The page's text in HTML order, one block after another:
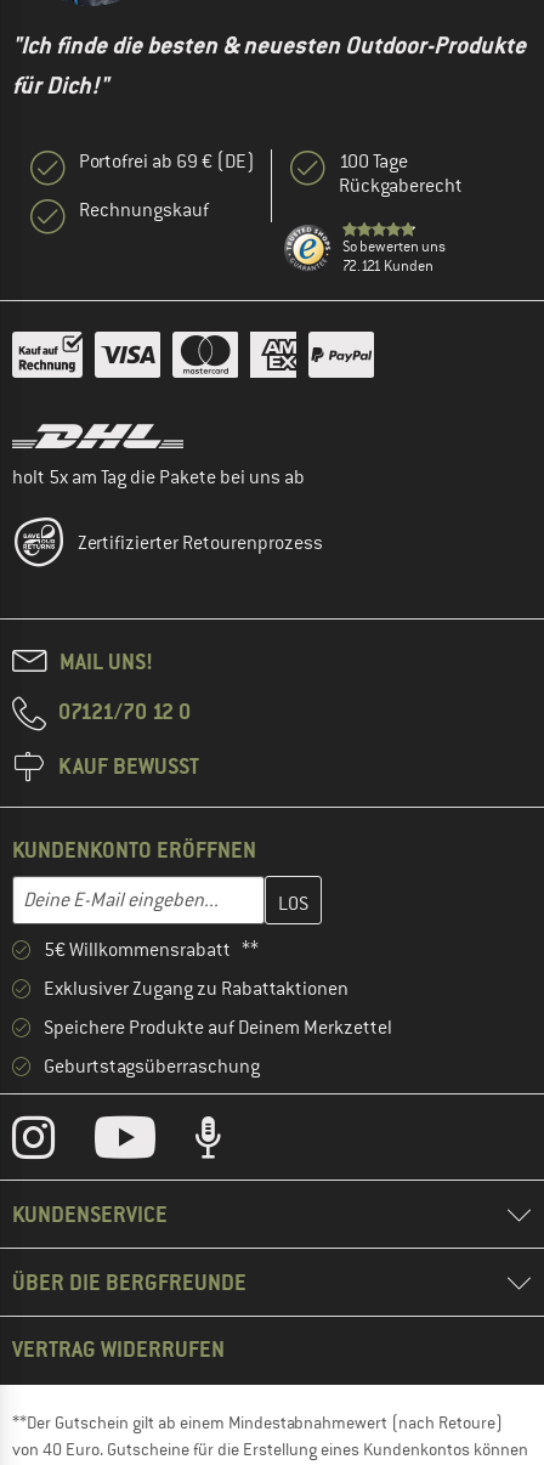
"Ich finde die besten & neuesten Outdoor-Produkte
für Dich!"
Portofrei ab 69 € (DE)
Rechnungskauf
100 Tage
Rückgaberecht
So bewerten uns
72.121 Kunden
holt 5x am Tag die Pakete bei uns ab
Zertifizierter Retourenprozess
MAIL UNS!
07121/70 12 0
KAUF BEWUSST
KUNDENKONTO ERÖFFNEN
E-Mail-Adresse
Gib hier deine E-Mail-Adresse ein und erstelle im nächsten
5€ Willkommensrabatt **
Exklusiver Zugang zu Rabattaktionen
Speichere Produkte auf Deinem Merkzettel
Geburtstagsüberraschung
KUNDENSERVICE
ÜBER DIE BERGFREUNDE
VERTRAG WIDERRUFEN
**Der Gutschein gilt ab einem Mindestabnahmewert (nach Retoure)
von 40 Euro. Gutscheine für die Erstellung eines Kundenkontos können